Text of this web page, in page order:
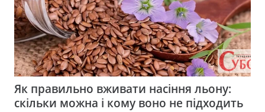
Як правильно вживати насіння льону:
скільки можна і кому воно не підходить